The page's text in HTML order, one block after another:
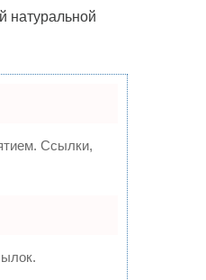
натуральной
Ссылки,